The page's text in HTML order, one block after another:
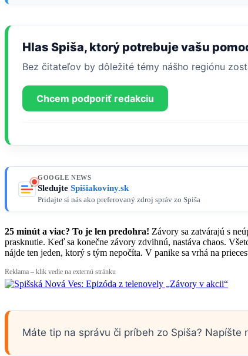
Hlas Spiša, ktorý potrebuje vašu
Bez čitateľov by dôležité témy nášho regiónu
Chcem podporiť redakciu
GOOGLE NEWS
Sledujte Spišiakoviny.sk
Pridajte si nás ako preferovaný zdroj správ zo Spiša
25 minút a viac? To je len predohra! Závory sa zatvárajú s
prasknutie. Keď sa konečne závory zdvihnú, nastáva chaos.
nájde ten jeden, ktorý s tým nepočíta. V panike sa vrhá na
Reklama – klik vedie na externú stránku
Máte tip na správu či príbeh zo Spiša? Napíšte